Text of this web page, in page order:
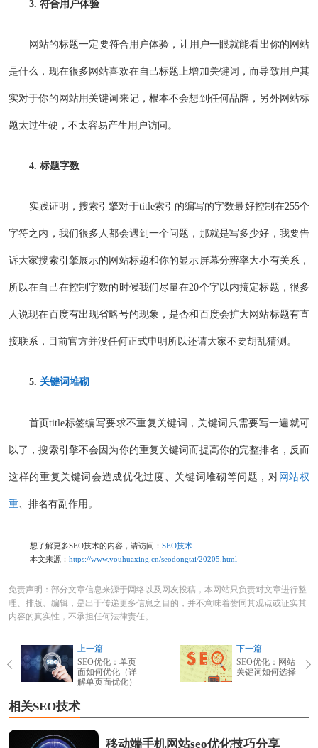
3. 符合用户体验
网站的标题一定要符合用户体验，让用户一眼就能看出你的网站
是什么，现在很多网站喜欢在自己标题上增加关键词，而导致用户其
实对于你的网站用关键词来记，根本不会想到任何品牌，另外网站标
题太过生硬，不太容易产生用户访问。
4. 标题字数
实践证明，搜索引擎对于title索引的编写的字数最好控制在255个
字符之内，我们很多人都会遇到一个问题，那就是写多少好，我要告
诉大家搜索引擎展示的网站标题和你的显示屏幕分辨率大小有关系，
所以在自己在控制字数的时候我们尽量在20个字以内搞定标题，很多
人说现在百度有出现省略号的现象，是否和百度会扩大网站标题有直
接联系，目前官方并没任何正式申明所以还请大家不要胡乱猜测。
5. 关键词堆砌
首页title标签编写要求不重复关键词，关键词只需要写一遍就可
以了，搜索引擎不会因为你的重复关键词而提高你的完整排名，反而
这样的重复关键词会造成优化过度、关键词堆砌等问题，对网站权
重、排名有副作用。
想了解更多SEO技术的内容，请访问： SEO技术
本文来源： https://www.youhuaxing.cn/seodongtai/20205.html
免责声明：部分文章信息来源于网络以及网友投稿，本网站只负责对文章进行整
理、排版、编辑，是出于传递更多信息之目的，并不意味着赞同其观点或证实其
内容的真实性，不承担任何法律责任。
上一篇
SEO优化：单页
面如何优化（详
解单页面优化）
下一篇
SEO优化：网站
关键词如何选择
相关SEO技术
移动端手机网站seo优化技巧分享